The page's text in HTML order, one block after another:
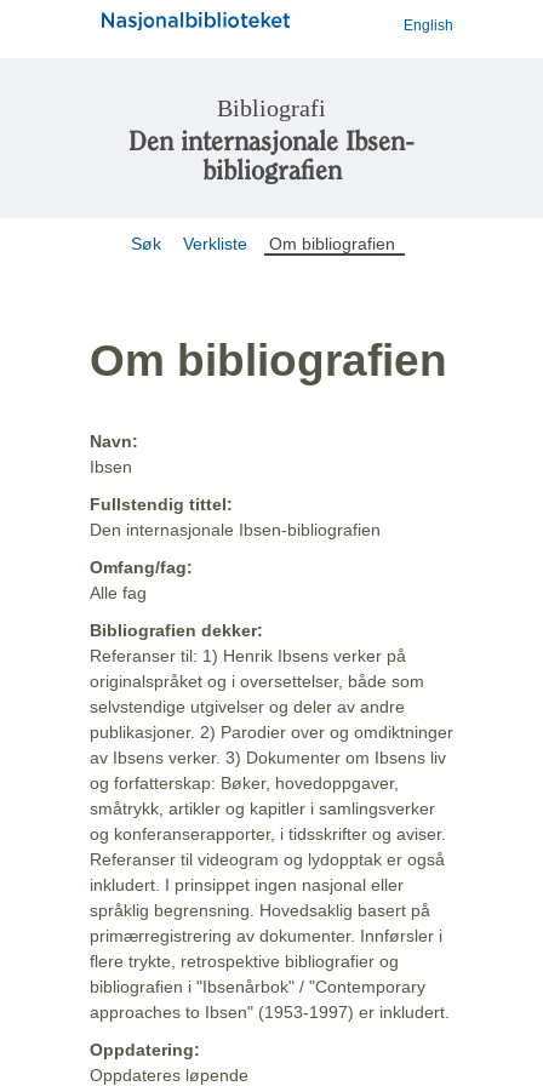
English
Bibliografi
Den internasjonale Ibsen-
bibliografien
Søk Verkliste Om bibliografien
Om bibliografien
Navn:
Ibsen
Fullstendig tittel:
Den internasjonale Ibsen-bibliografien
Omfang/fag:
Alle fag
Bibliografien dekker:
Referanser til: 1) Henrik Ibsens verker på
originalspråket og i oversettelser, både som
selvstendige utgivelser og deler av andre
publikasjoner. 2) Parodier over og omdiktninger
av Ibsens verker. 3) Dokumenter om Ibsens liv
og forfatterskap: Bøker, hovedoppgaver,
småtrykk, artikler og kapitler i samlingsverker
og konferanserapporter, i tidsskrifter og aviser.
Referanser til videogram og lydopptak er også
inkludert. I prinsippet ingen nasjonal eller
språklig begrensning. Hovedsaklig basert på
primærregistrering av dokumenter. Innførsler i
flere trykte, retrospektive bibliografier og
bibliografien i "Ibsenårbok" / "Contemporary
approaches to Ibsen" (1953-1997) er inkludert.
Oppdatering:
Oppdateres løpende